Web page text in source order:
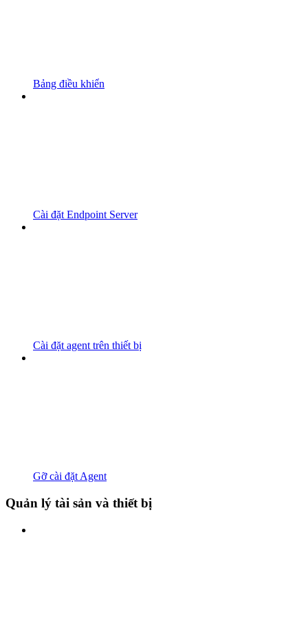
Bảng điều khiển
Cài đặt Endpoint Server
Cài đặt agent trên thiết bị
Gỡ cài đặt Agent
Quản lý tài sản và thiết bị